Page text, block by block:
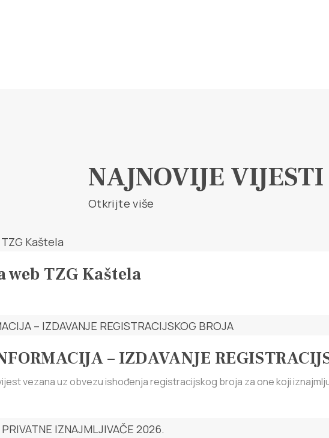
NAJNOVIJE VIJESTI
Otkrijte više
web TZG Kaštela
– IZDAVANJE
vezana uz obvezu ishođenja registracijskog broja za one koji